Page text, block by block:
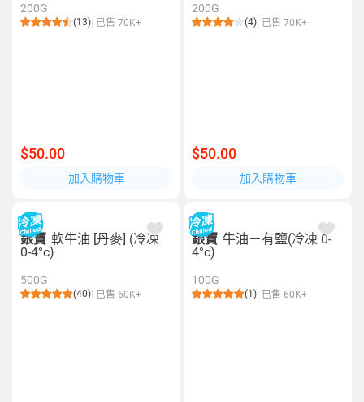
200G
(13) 已售 70K+
$50.00
加入購物車
200G
(4) 已售 70K+
$50.00
加入購物車
銀寶 軟牛油 [丹麥] (冷凍
0-4°c)
500G
(40) 已售 60K+
銀寶 牛油－有鹽(冷凍 0-
4°c)
100G
(1) 已售 60K+